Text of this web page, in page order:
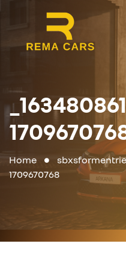
Home
1709670768